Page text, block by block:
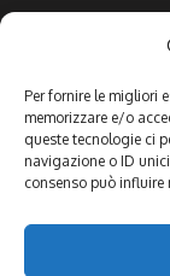
Per fornire le migliori
memorizzare e/o
queste tecnologie ci
navigazione o ID
consenso può influire